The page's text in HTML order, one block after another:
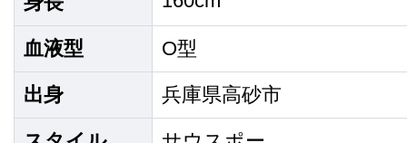
血液型 O型
出身 兵庫県高砂市